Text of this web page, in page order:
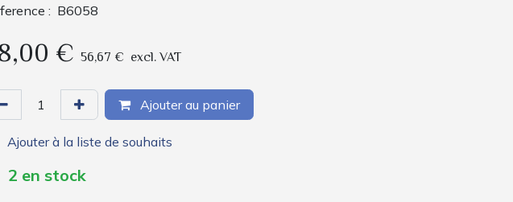
: B6058
€ 56,67 € excl. VAT
Ajouter au panier
Ajouter à la liste de souhaits
2 en stock